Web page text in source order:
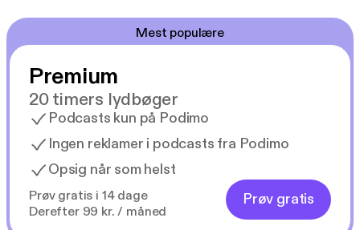
Mest populære
Premium
20 timers lydbøger
Podcasts kun på Podimo
Ingen reklamer i podcasts fra Podimo
Opsig når som helst
Prøv gratis i 14 dage
Derefter 99 kr. / måned
Prøv gratis